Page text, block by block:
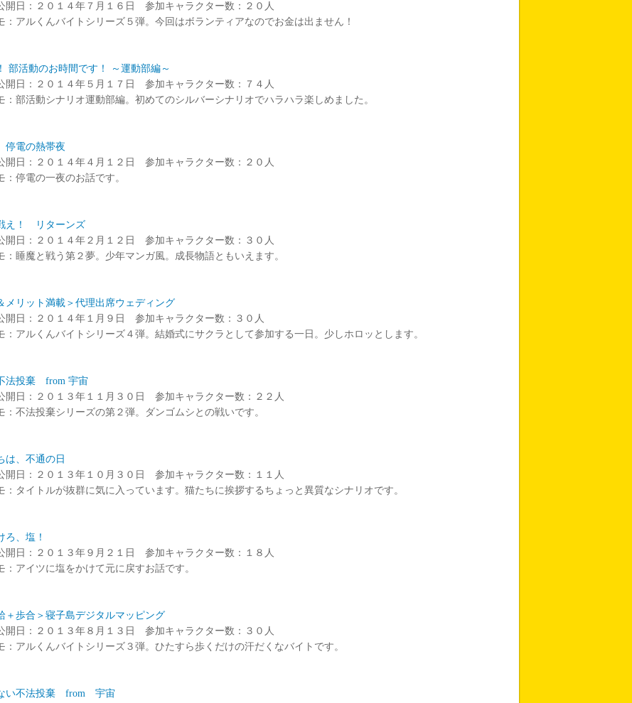
開日：２０１４年７月１６日 参加キャラクター数：２０人
：アルくんバイトシリーズ５弾。今回はボランティアなのでお金は出ません！
部活動のお時間です！ ～運動部編～
開日：２０１４年５月１７日 参加キャラクター数：７４人
：部活動シナリオ運動部編。初めてのシルバーシナリオでハラハラ楽しめました。
停電の熱帯夜
開日：２０１４年４月１２日 参加キャラクター数：２０人
：停電の一夜のお話です。
え！ リターンズ
開日：２０１４年２月１２日 参加キャラクター数：３０人
：睡魔と戦う第２夢。少年マンガ風。成長物語ともいえます。
メリット満載＞代理出席ウェディング
開日：２０１４年１月９日 参加キャラクター数：３０人
：アルくんバイトシリーズ４弾。結婚式にサクラとして参加する一日。少しホロッとします。
法投棄 from 宇宙
開日：２０１３年１１月３０日 参加キャラクター数：２２人
：不法投棄シリーズの第２弾。ダンゴムシとの戦いです。
は、不通の日
開日：２０１３年１０月３０日 参加キャラクター数：１１人
：タイトルが抜群に気に入っています。猫たちに挨拶するちょっと異質なシナリオです。
ろ、塩！
開日：２０１３年９月２１日 参加キャラクター数：１８人
：アイツに塩をかけて元に戻すお話です。
＋歩合＞寝子島デジタルマッピング
開日：２０１３年８月１３日 参加キャラクター数：３０人
：アルくんバイトシリーズ３弾。ひたすら歩くだけの汗だくなバイトです。
い不法投棄 from 宇宙